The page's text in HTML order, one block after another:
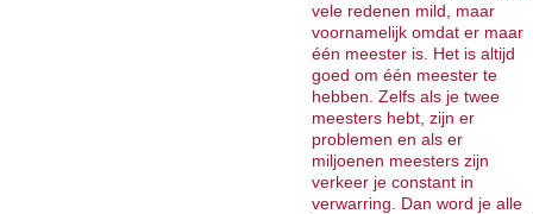
vele redenen mild, maar
voornamelijk omdat er maar
één meester is. Het is altijd
goed om één meester te
hebben. Zelfs als je twee
meesters hebt, zijn er
problemen en als er
miljoenen meesters zijn
verkeer je constant in
verwarring. Dan word je alle